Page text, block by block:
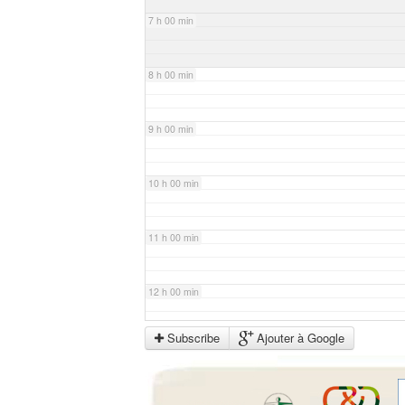
7 h 00 min
8 h 00 min
9 h 00 min
10 h 00 min
11 h 00 min
12 h 00 min
13 h 00 min
Subscribe Ajouter à Google